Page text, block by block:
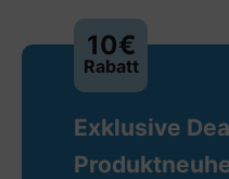
10€
Rabatt
Exklusive